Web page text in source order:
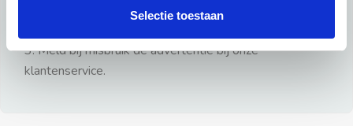
Selectie toestaan
3: Meld bij misbruik de advertentie bij onze
klantenservice.